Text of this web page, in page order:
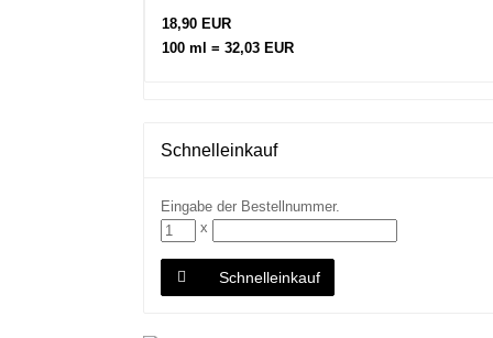
18,90 EUR
100 ml = 32,03 EUR
Schnelleinkauf
Eingabe der Bestellnummer.
x
Schnelleinkauf